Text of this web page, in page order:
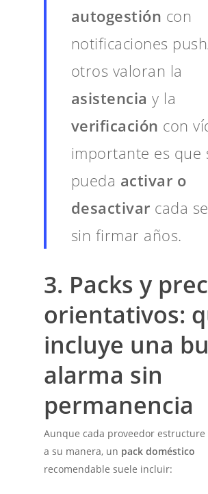
autogestión con
notificaciones
otros valoran la
asistencia y la
verificación con
importante es que
pueda activar o
desactivar cada
sin firmar años.
3. Packs y
orientativos:
incluye una
alarma sin
permanencia
Aunque cada proveedor estructure
a su manera, un pack doméstico
recomendable suele incluir: